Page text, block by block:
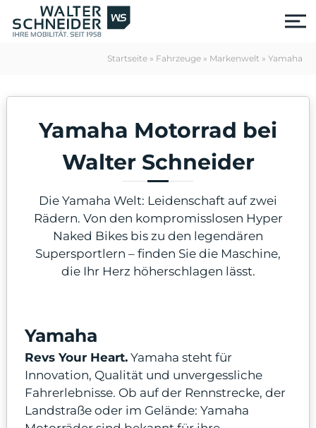
Startseite » Fahrzeuge » Markenwelt »Yamaha
Yamaha Motorrad bei
Walter Schneider
Die Yamaha Welt: Leidenschaft auf zwei
Rädern. Von den kompromisslosen Hyper
Naked Bikes bis zu den legendären
Supersportlern – finden Sie die Maschine,
die Ihr Herz höherschlagen lässt.
Yamaha
Revs Your Heart.Yamaha steht für
Innovation, Qualität und unvergessliche
Fahrerlebnisse. Ob auf der Rennstrecke, der
Landstraße oder im Gelände: Yamaha